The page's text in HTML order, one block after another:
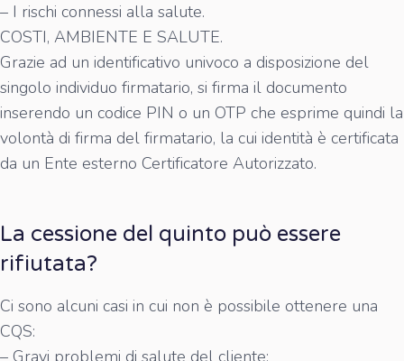
– I rischi connessi alla salute.
COSTI, AMBIENTE E SALUTE.
Grazie ad un identificativo univoco a disposizione del
singolo individuo firmatario, si firma il documento
inserendo un codice PIN o un OTP che esprime quindi la
volontà di firma del firmatario, la cui identità è certificata
da un Ente esterno Certificatore Autorizzato.
La cessione del quinto può essere
rifiutata?
Ci sono alcuni casi in cui non è possibile ottenere una
CQS:
– Gravi problemi di salute del cliente;